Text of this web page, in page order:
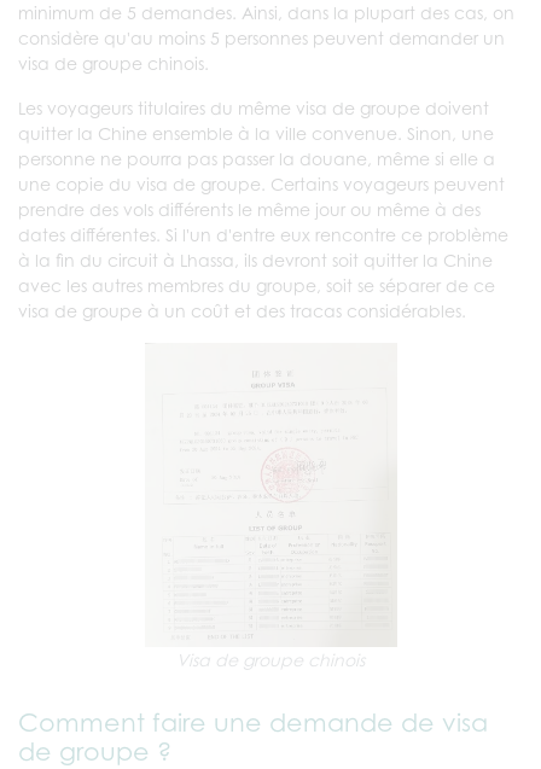
minimum de 5 demandes. Ainsi, dans la plupart des cas, on
considère qu'au moins 5 personnes peuvent demander un
visa de groupe chinois.
Les voyageurs titulaires du même visa de groupe doivent
quitter la Chine ensemble à la ville convenue. Sinon, une
personne ne pourra pas passer la douane, même si elle a
une copie du visa de groupe. Certains voyageurs peuvent
prendre des vols différents le même jour ou même à des
dates différentes. Si l'un d'entre eux rencontre ce problème
à la fin du circuit à Lhassa, ils devront soit quitter la Chine
avec les autres membres du groupe, soit se séparer de ce
visa de groupe à un coût et des tracas considérables.
Visa de groupe chinois
Comment faire une demande de visa
de groupe ?